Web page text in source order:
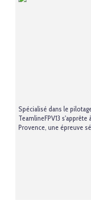
Spécialisé dans le
TeamlineFPV13
Provence, une épreuve